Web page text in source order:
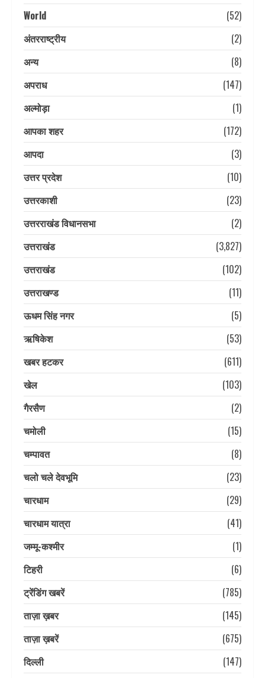
World
(52)
अंतरराष्ट्रीय
(2)
अन्य
(8)
अपराध
(147)
अल्मोड़ा
(1)
आपका शहर
(172)
आपदा
(3)
उत्तर प्रदेश
(10)
उत्तरकाशी
(23)
उत्तरराखंड विधानसभा
(2)
उत्तराखंड
(3,827)
उत्तराखंड
(102)
उत्तराखण्ड
(11)
ऊधम सिंह नगर
(5)
ऋषिकेश
(53)
खबर हटकर
(611)
खेल
(103)
गैरसैण
(2)
चमोली
(15)
चम्पावत
(8)
चलो चले देवभूमि
(23)
चारधाम
(29)
चारधाम यात्रा
(41)
जम्मू-कश्मीर
(1)
टिहरी
(6)
ट्रेंडिंग खबरें
(785)
ताज़ा ख़बर
(145)
ताज़ा ख़बरें
(675)
दिल्ली
(147)